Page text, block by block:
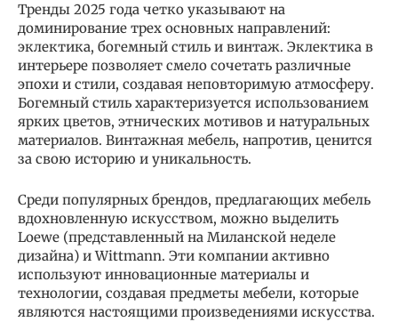
Тренды 2025 года четко указывают на
доминирование трех основных направлений:
эклектика, богемный стиль и винтаж. Эклектика в
интерьере позволяет смело сочетать различные
эпохи и стили, создавая неповторимую атмосферу.
Богемный стиль характеризуется использованием
ярких цветов, этнических мотивов и натуральных
материалов. Винтажная мебель, напротив, ценится
за свою историю и уникальность.
Среди популярных брендов, предлагающих мебель
вдохновленную искусством, можно выделить
Loewe (представленный на Миланской неделе
дизайна) и Wittmann. Эти компании активно
используют инновационные материалы и
технологии, создавая предметы мебели, которые
являются настоящими произведениями искусства.